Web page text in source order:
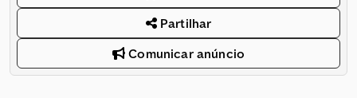
Partilhar
Comunicar anúncio